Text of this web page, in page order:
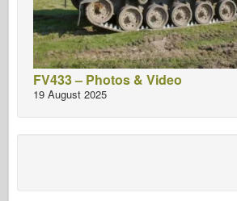
FV433 – Photos & Video
19 August 2025